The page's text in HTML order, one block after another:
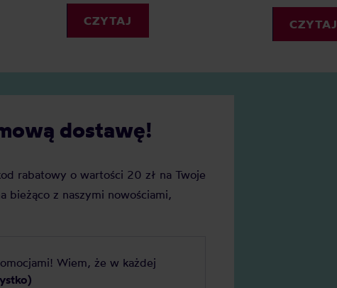
precyzję i powtarzalność.
wagę do kawy wybrać?
CZYTAJ
rozmiarów, po praktyczne
wskazówki, jak z nich korzystać.
CZYTAJ
dostawę!
rabatowy o wartości 20 zł na Twoje
bieżąco z naszymi nowościami,
Wiem, że w każdej